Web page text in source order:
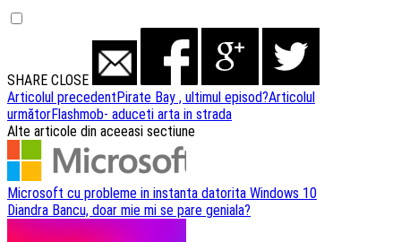
SHARE CLOSE
Navigare
articole
Articolul precedentPirate Bay , ultimul episod?Articolul
următorFlashmob- aduceti arta in strada
Alte articole din aceeasi sectiune
Microsoft cu probleme in instanta datorita Windows 10
Diandra Bancu, doar mie mi se pare geniala?